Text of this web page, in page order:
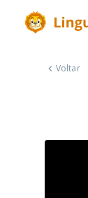
Voltar